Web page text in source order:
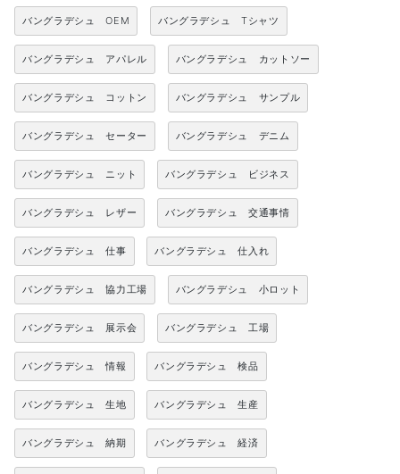
バングラデシュ OEM バングラデシュ Tシャツ
バングラデシュ アパレル バングラデシュ カットソー
バングラデシュ コットン バングラデシュ サンプル
バングラデシュ セーター バングラデシュ デニム
バングラデシュ ニット バングラデシュ ビジネス
バングラデシュ レザー バングラデシュ 交通事情
バングラデシュ 仕事 バングラデシュ 仕入れ
バングラデシュ 協力工場 バングラデシュ 小ロット
バングラデシュ 展示会 バングラデシュ 工場
バングラデシュ 情報 バングラデシュ 検品
バングラデシュ 生地 バングラデシュ 生産
バングラデシュ 納期 バングラデシュ 経済